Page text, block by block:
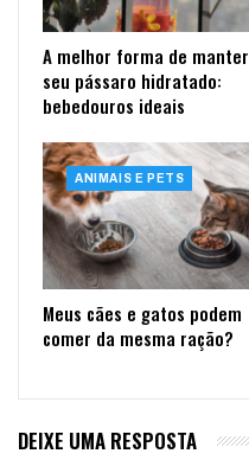
A melhor forma de manter
seu pássaro hidratado:
bebedouros ideais
ANIMAIS E PETS
Meus cães e gatos podem
comer da mesma ração?
DEIXE UMA RESPOSTA